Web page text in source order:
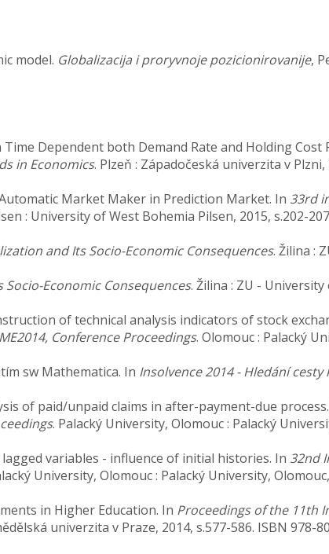
model. Globalizacija i proryvnoje pozicionirovanije,
Dependent both Demand Rate and Holding Cost
in Economics. Plzeň : Západočeská univerzita v Plzni,
Market Maker in Prediction Market. In 33rd
: University of West Bohemia Pilsen, 2015, s.202-
and Its Socio-Economic Consequences. Žilina :
Economic Consequences. Žilina : ZU - University
of technical analysis indicators of stock
Conference Proceedings. Olomouc : Palacký
sw Mathematica. In Insolvence 2014 - Hledání
of paid/unpaid claims in after-payment-due
. Palacký University, Olomouc : Palacký
variables - influence of initial histories. In 32nd
University, Olomouc : Palacký University,
in Higher Education. In Proceedings of the 11th
univerzita v Praze, 2014, s.577-586. ISBN 978-